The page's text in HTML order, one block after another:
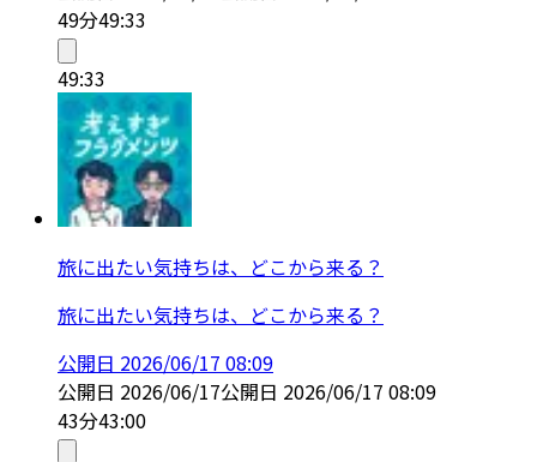
49分49:33
49:33
旅に出たい気持ちは、どこから来る？
旅に出たい気持ちは、どこから来る？
公開日 2026/06/17 08:09
公開日 2026/06/17公開日 2026/06/17 08:09
43分43:00